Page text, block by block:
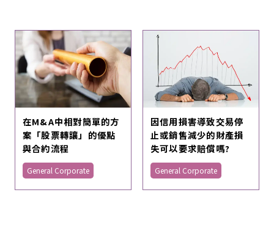
在M&A中相對簡單的方
案「股票轉讓」的優點
與合約流程
General Corporate
因信用損害導致交易停
止或銷售減少的財產損
失可以要求賠償嗎?
General Corporate